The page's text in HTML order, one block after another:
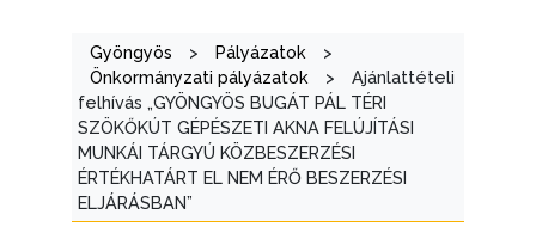
VÁROS
ÉRTÉKTÁRA
VÁROSUNKRÓL
LAKOSSÁGI
INFORMÁCIÓK
Gyöngyös > Pályázatok
>
Önkormányzati pályázatok
>
Ajánlattételi
felhívás „GYÖNGYÖS BUGÁT PÁL TÉRI
SZÖKŐKÚT GÉPÉSZETI AKNA FELÚJÍTÁSI
MUNKÁI TÁRGYÚ KÖZBESZERZÉSI
ÉRTÉKHATÁRT EL NEM ÉRŐ BESZERZÉSI
ELJÁRÁSBAN”